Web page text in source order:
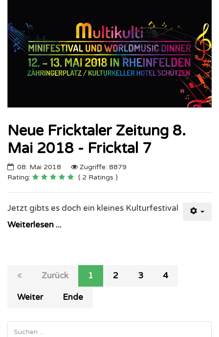
Neue Fricktaler Zeitung 8.
Mai 2018 - Fricktal 7
08. Mai 2018
Zugriffe: 8879
Rating:
( 2 Ratings )
Jetzt gibts es doch ein kleines Kulturfestival
Weiterlesen ...
Zurück 1 2 3 4
Weiter Ende